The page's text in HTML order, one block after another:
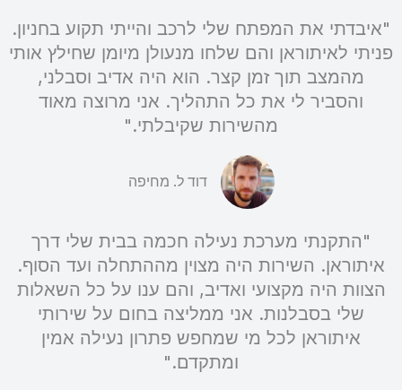
"איבדתי את המפתח שלי לרכב והייתי תקוע בחניון.
פניתי לאיתוראן והם שלחו מנעולן מיומן שחילץ אותי
מהמצב תוך זמן קצר. הוא היה אדיב וסבלני,
והסביר לי את כל התהליך. אני מרוצה מאוד
מהשירות שקיבלתי."
דוד ל. מחיפה
"התקנתי מערכת נעילה חכמה בבית שלי דרך
איתוראן. השירות היה מצוין מההתחלה ועד הסוף.
הצוות היה מקצועי ואדיב, והם ענו על כל השאלות
שלי בסבלנות. אני ממליצה בחום על שירותי
איתוראן לכל מי שמחפש פתרון נעילה אמין
ומתקדם."